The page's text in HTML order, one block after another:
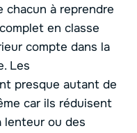
chacun à reprendre
en classe
compte dans la
Les
presque autant de
car ils réduisent
lenteur ou des